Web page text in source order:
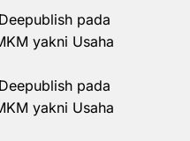
pada
yakni Usaha
pada
yakni Usaha